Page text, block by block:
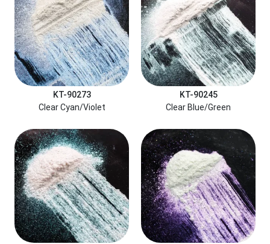
KT-90273
Clear Cyan/Violet
KT-90245
Clear Blue/Green